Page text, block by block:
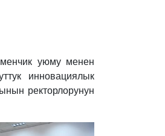
уюму менен
инновациялык
ректорлорунун